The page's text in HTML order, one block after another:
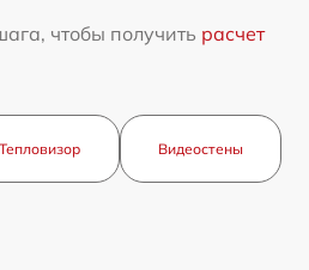
чтобы получить расчет
Тепловизор Видеостены